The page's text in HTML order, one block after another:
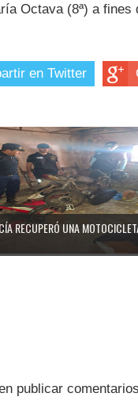
Octava (8ª) a
en Twitter
RECUPERÓ UNA
publicar